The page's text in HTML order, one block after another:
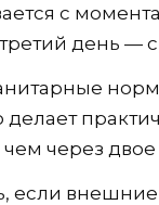
с
день —
через двое
если внешние